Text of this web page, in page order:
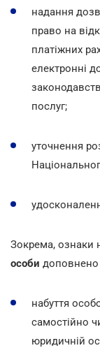
надання
право на
платіжних
електронні
послуг;
уточнення
Зокрема, ознаки
особи
набуття
самостійно
юридичній